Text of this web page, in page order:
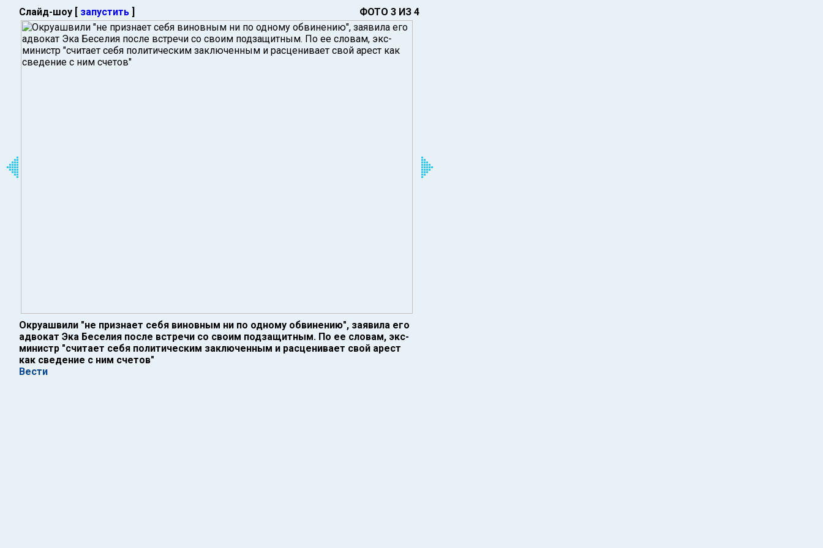
Слайд-шоу [ запустить ] ФОТО 3 ИЗ 4
Окруашвили "не признает себя виновным ни по одному обвинению", заявила его
адвокат Эка Беселия после встречи со своим подзащитным. По ее словам, экс-
министр "считает себя политическим заключенным и расценивает свой арест
как сведение с ним счетов"
Вести